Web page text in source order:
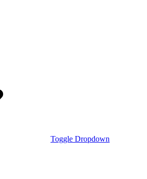
Toggle Dropdown